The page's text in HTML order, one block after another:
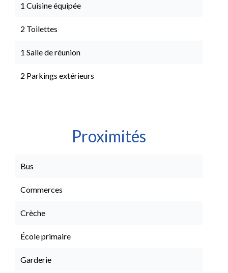
1 Cuisine équipée
2 Toilettes
1 Salle de réunion
2 Parkings extérieurs
Proximités
Bus
Commerces
Crèche
École primaire
Garderie